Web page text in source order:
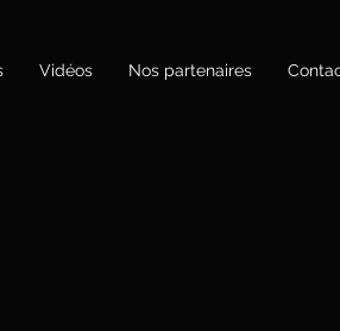
Vidéos Nos partenaires